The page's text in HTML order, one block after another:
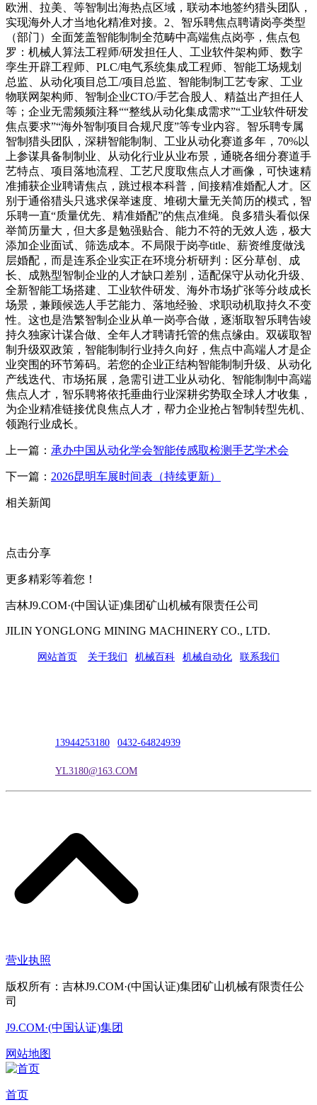
欧洲、拉美、等智制出海热点区域，联动本地签约猎头团队，
实现海外人才当地化精准对接。2、智乐聘焦点聘请岗亭类型
（部门）全面笼盖智能制制全范畴中高端焦点岗亭，焦点包
罗：机械人算法工程师/研发担任人、工业软件架构师、数字
孪生开辟工程师、PLC/电气系统集成工程师、智能工场规划
总监、从动化项目总工/项目总监、智能制制工艺专家、工业
物联网架构师、智制企业CTO/手艺合股人、精益出产担任人
等；企业无需频频注释““整线从动化集成需求”“工业软件研发
焦点要求”“海外智制项目合规尺度”等专业内容。智乐聘专属
智制猎头团队，深耕智能制制、工业从动化赛道多年，70%以
上参谋具备制制业、从动化行业从业布景，通晓各细分赛道手
艺特点、项目落地流程、工艺尺度取焦点人才画像，可快速精
准捕获企业聘请焦点，跳过根本科普，间接精准婚配人才。区
别于通俗猎头只逃求保举速度、堆砌大量无关简历的模式，智
乐聘一直“质量优先、精准婚配”的焦点准绳。良多猎头看似保
举简历量大，但大多是勉强贴合、能力不符的无效人选，极大
添加企业面试、筛选成本。不局限于岗亭title、薪资维度做浅
层婚配，而是连系企业实正在环境分析研判：区分草创、成
长、成熟型智制企业的人才缺口差别，适配保守从动化升级、
全新智能工场搭建、工业软件研发、海外市场扩张等分歧成长
场景，兼顾候选人手艺能力、落地经验、求职动机取持久不变
性。这也是浩繁智制企业从单一岗亭合做，逐渐取智乐聘告竣
持久独家计谋合做、全年人才聘请托管的焦点缘由。双碳取智
制升级双政策，智能制制行业持久向好，焦点中高端人才是企
业突围的环节筹码。若您的企业正结构智能制制升级、从动化
产线迭代、市场拓展，急需引进工业从动化、智能制制中高端
焦点人才，智乐聘将依托垂曲行业深耕劣势取全球人才收集，
为企业精准链接优良焦点人才，帮力企业抢占智制转型先机、
领跑行业成长。
上一篇： 承办中国从动化学会智能传感取检测手艺学术会
下一篇： 2026昆明车展时间表（持续更新）
相关新闻
点击分享
更多精彩等着您！
吉林J9.COM·(中国认证)集团矿山机械有限责任公司
JILIN YONGLONG MINING MACHINERY CO., LTD.
网站首页 关于我们 机械百科 机械自动化 联系我们
13944253180 0432-64824939
YL3180@163.COM
营业执照
版权所有：吉林J9.COM·(中国认证)集团矿山机械有限责任公
司
J9.COM·(中国认证)集团
网站地图
首页